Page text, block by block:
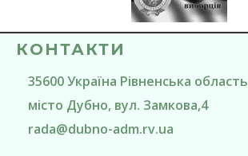
КОНТАКТИ
35600Україна Рівненська область
місто Дубно, вул. Замкова,4
rada@dubno-adm.rv.ua